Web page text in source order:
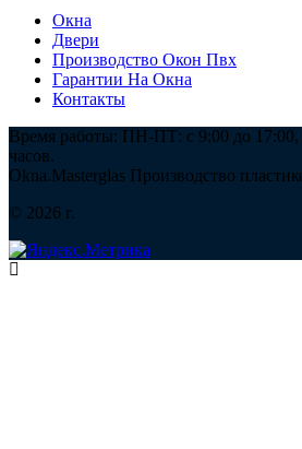
Окна
Двери
Производство Окон Пвх
Гарантии На Окна
Контакты
Время работы: ПН-ПТ: с 9:00 до 17:00,
часов.
Okna.Masterglas Производство
© 2026 г.